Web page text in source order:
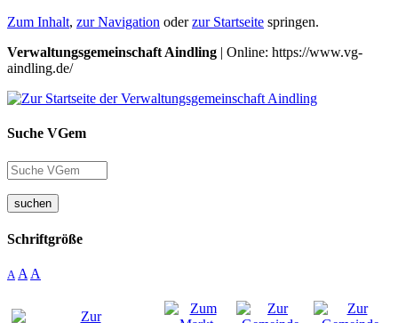
Zum Inhalt, zur Navigation oderzur Startseite springen.
Verwaltungsgemeinschaft Aindling | Online: https://www.vg-
aindling.de/
Suche VGem
suchen
Schriftgröße
A A A